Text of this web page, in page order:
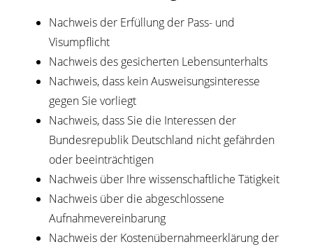
Nachweis der Erfüllung der Pass- und
Visumpflicht
Nachweis des gesicherten Lebensunterhalts
Nachweis, dass kein Ausweisungsinteresse
gegen Sie vorliegt
Nachweis, dass Sie die Interessen der
Bundesrepublik Deutschland nicht gefährden
oder beeinträchtigen
Nachweis über Ihre wissenschaftliche Tätigkeit
Nachweis über die abgeschlossene
Aufnahmevereinbarung
Nachweis der Kostenübernahmeerklärung der